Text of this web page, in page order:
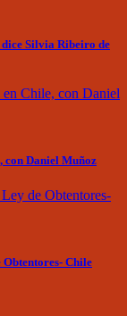
Silvia Ribeiro de
con Daniel Muñoz
Chile